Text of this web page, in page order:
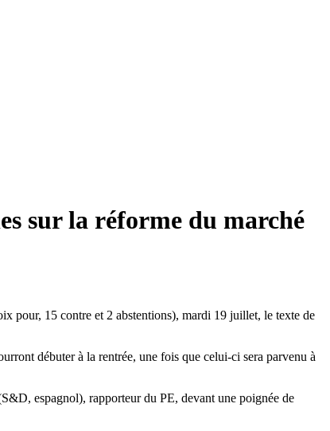
sur la réforme du marché
pour, 15 contre et 2 abstentions), mardi 19 juillet, le texte de
débuter à la rentrée, une fois que celui-ci sera parvenu à
espagnol), rapporteur du PE, devant une poignée de